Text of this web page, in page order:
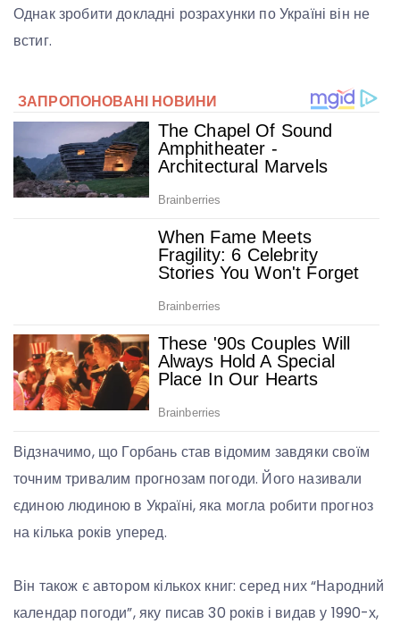
Однак зробити докладні розрахунки по Україні він не
встиг.
Відзначимо, що Горбань став відомим завдяки своїм
точним тривалим прогнозам погоди. Його називали
єдиною людиною в Україні, яка могла робити прогноз
на кілька років уперед.
Він також є автором кількох книг: серед них “Народний
календар погоди”, яку писав 30 років і видав у 1990-х,